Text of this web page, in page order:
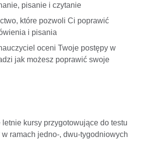
pisanie i czytanie
które pozwoli Ci poprawić
i pisania
oceni Twoje postępy w
jak możesz poprawić swoje
kursy przygotowujące do testu
w ramach jedno-, dwu-tygodniowych